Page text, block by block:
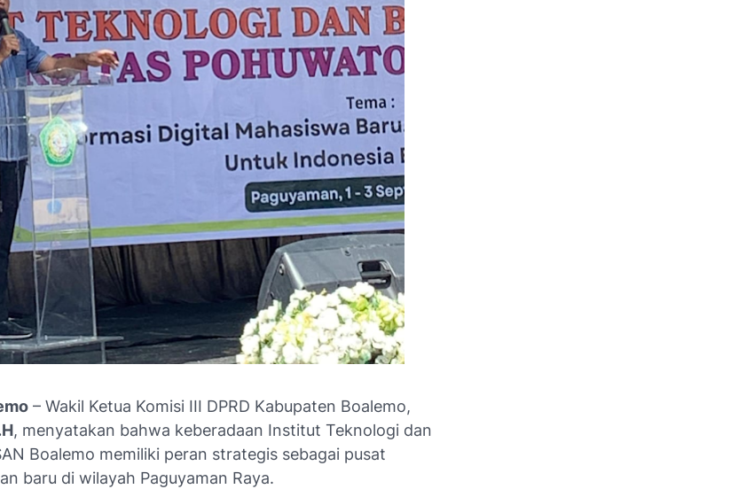
– Wakil Ketua Komisi III DPRD Kabupaten Boalemo,
, menyatakan bahwa keberadaan Institut Teknologi dan
Boalemo memiliki peran strategis sebagai pusat
baru di wilayah Paguyaman Raya.